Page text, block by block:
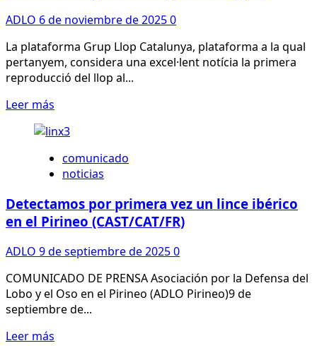
ADLO 6 de noviembre de 20250
La plataforma Grup Llop Catalunya, plataforma a la qual
pertanyem, considera una excel·lent notícia la primera
reproducció del llop al...
Leer más
sobre
Celebrem
el
retorn
llop
a
Catalunya
i
reclamem
un
pla
comunicado
noticias
Detectamos por primera vez un lince ibérico
en el Pirineo (CAST/CAT/FR)
ADLO 9 de septiembre de 20250
COMUNICADO DE PRENSA Asociación por la Defensa del
Lobo y el Oso en el Pirineo (ADLO Pirineo)9 de
septiembre de...
Leer más